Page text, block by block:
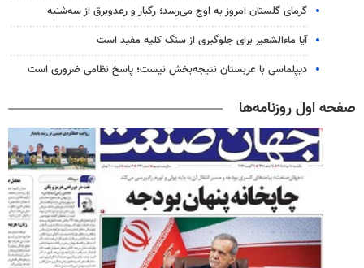
گرمای گلستان امروز به اوج می‌رسد؛ رگبار و رعدوبرق از سه‌شنبه
آیا ماءالشعیر برای جلوگیری از سنگ کلیه مفید است
دیپلماسی با عربستان نتیجه‌بخش نیست؛ پاسخ نظامی ضروری است
صفحه اول روزنامه‌ها